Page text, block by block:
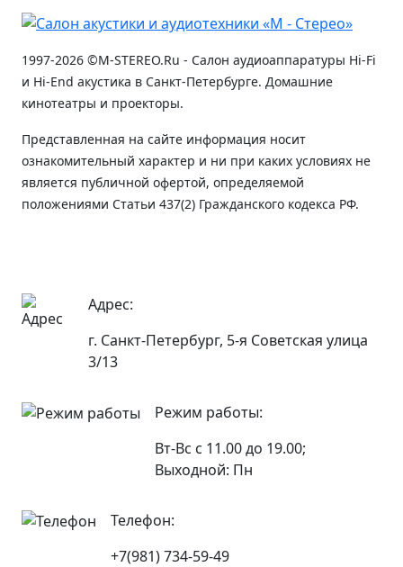
1997-2026 ©M-STEREO.Ru - Салон аудиоаппаратуры Hi-Fi
и Hi-End акустика в Санкт-Петербурге. Домашние
кинотеатры и проекторы.
Представленная на сайте информация носит
ознакомительный характер и ни при каких условиях не
является публичной офертой, определяемой
положениями Статьи 437(2) Гражданского кодекса РФ.
Адрес:
г. Санкт-Петербург, 5-я Советская улица
3/13
Режим работы:
Вт-Вс с 11.00 до 19.00;
Выходной: Пн
Телефон:
+7(981) 734-59-49